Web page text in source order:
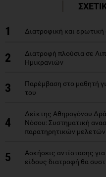
1 Διατροφική και
2
Διατροφή πλούσια σε
Ημικρανιών
3
Παρέμβαση στο μαθητή
του
4
Δείκτης Αθηρογόνου
Νόσου: Συστηματική
παρατηρητικών μελετών
5
Ασκήσεις αντίστασης
είδους διατροφή θα